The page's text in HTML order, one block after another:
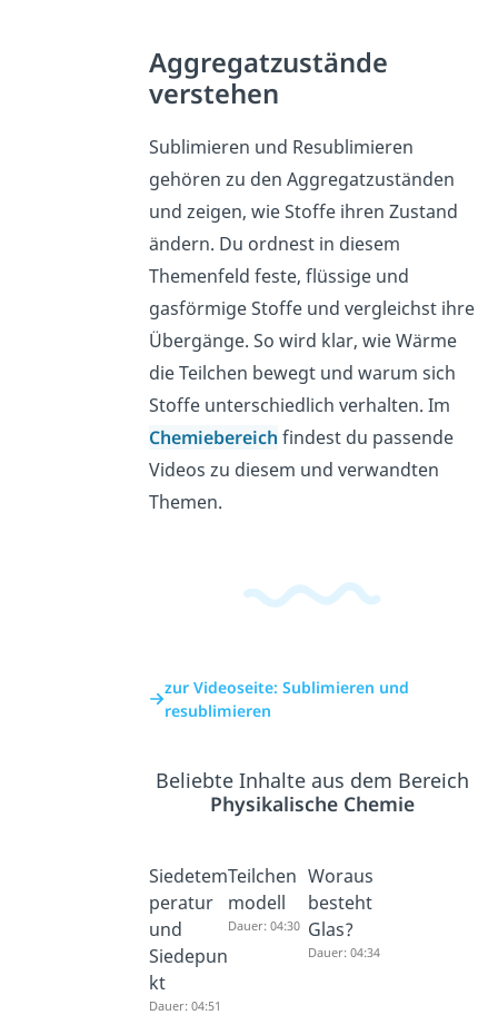
Aggregatzustände
verstehen
Sublimieren und Resublimieren
gehören zu den Aggregatzuständen
und zeigen, wie Stoffe ihren Zustand
ändern. Du ordnest in diesem
Themenfeld feste, flüssige und
gasförmige Stoffe und vergleichst ihre
Übergänge. So wird klar, wie Wärme
die Teilchen bewegt und warum sich
Stoffe unterschiedlich verhalten. Im
Chemiebereich findest du passende
Videos zu diesem und verwandten
Themen.
zur Videoseite: Sublimieren und
resublimieren
Beliebte Inhalte aus dem Bereich
Physikalische Chemie
Siedetem
peratur
und
Siedepun
kt
Dauer: 04:51
Teilchen
modell
Dauer: 04:30
Woraus
besteht
Glas?
Dauer: 04:34